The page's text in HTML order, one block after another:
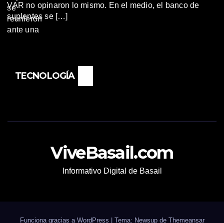
VAR no opinaron lo mismo. En el medio, el banco de
suplentes se […]
TECNOLOGÍA
ViveBasail.com
Informativo Digital de Basail
Funciona gracias a WordPress | Tema: Newsup de Themeansar